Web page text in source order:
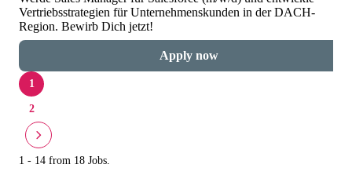
Vertriebsstrategien für Unternehmenskunden in der DACH-
Region. Bewirb Dich jetzt!
Apply now
1
2
1 - 14 from 18 Jobs.